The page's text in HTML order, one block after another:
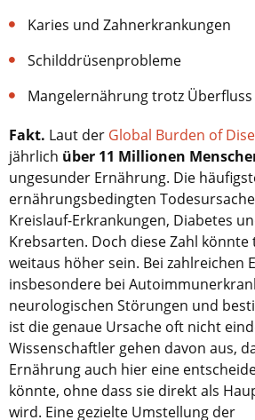
Karies und Zahnerkrankungen
Schilddrüsenprobleme
Mangelernährung trotz Überfluss
Fakt. Laut der Global Burden of
jährlich über 11 Millionen
ungesunder Ernährung. Die
ernährungsbedingten
Kreislauf-Erkrankungen, Diabetes
Krebsarten. Doch diese Zahl
weitaus höher sein. Bei zahlreichen
insbesondere bei
neurologischen Störungen und
ist die genaue Ursache oft nicht
Wissenschaftler gehen davon aus,
Ernährung auch hier eine
könnte, ohne dass sie direkt als
wird. Eine gezielte Umstellung der